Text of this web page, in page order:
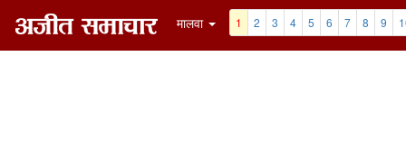
मालवा 1 2 3 4 5 6 7 8 9